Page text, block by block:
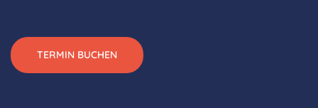
TERMIN BUCHEN